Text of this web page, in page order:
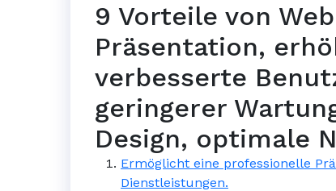
9 Vorteile von
Präsentation,
verbesserte
geringerer
Design, optimale
Ermöglicht eine professionelle
Dienstleistungen.